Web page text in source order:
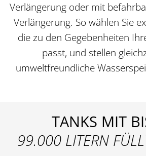
Verlängerung oder mit
Verlängerung. So wählen Sie
die zu den Gegebenheiten
passt, und stellen
umweltfreundliche
TANKS MIT
99.000 LITERN